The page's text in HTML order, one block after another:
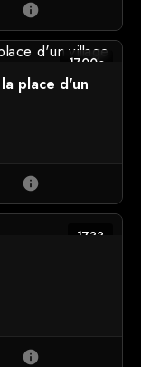
info
1700c
place d'un
info
1733
info